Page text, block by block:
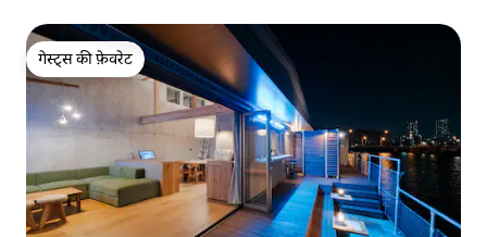
गेस्ट्स की फ़ेवरेट
गेस्ट्स की फ़ेवरेट